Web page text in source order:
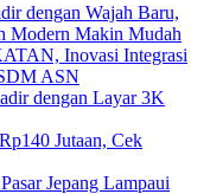
dengan Wajah Baru,
Modern Makin Mudah
Inovasi Integrasi
ASN
dengan Layar 3K
Jutaan, Cek
Jepang Lampaui